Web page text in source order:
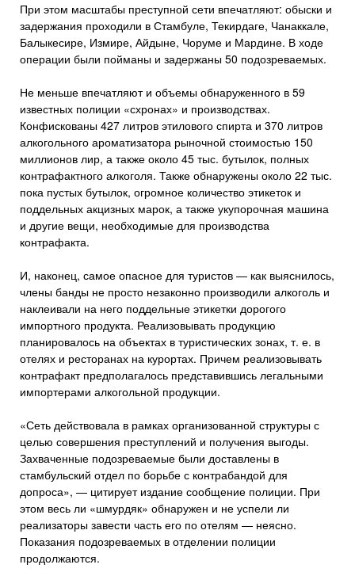
При этом масштабы преступной сети впечатляют: обыски и
задержания проходили в Стамбуле, Текирдаге, Чанаккале,
Балыкесире, Измире, Айдыне, Чоруме и Мардине. В ходе
операции были пойманы и задержаны 50 подозреваемых.
Не меньше впечатляют и объемы обнаруженного в 59
известных полиции «схронах» и производствах.
Конфискованы 427 литров этилового спирта и 370 литров
алкогольного ароматизатора рыночной стоимостью 150
миллионов лир, а также около 45 тыс. бутылок, полных
контрафактного алкоголя. Также обнаружены около 22 тыс.
пока пустых бутылок, огромное количество этикеток и
поддельных акцизных марок, а также укупорочная машина
и другие вещи, необходимые для производства
контрафакта.
И, наконец, самое опасное для туристов — как выяснилось,
члены банды не просто незаконно производили алкоголь и
наклеивали на него поддельные этикетки дорогого
импортного продукта. Реализовывать продукцию
планировалось на объектах в туристических зонах, т. е. в
отелях и ресторанах на курортах. Причем реализовывать
контрафакт предполагалось представившись легальными
импортерами алкогольной продукции.
«Сеть действовала в рамках организованной структуры с
целью совершения преступлений и получения выгоды.
Захваченные подозреваемые были доставлены в
стамбульский отдел по борьбе с контрабандой для
допроса», — цитирует издание сообщение полиции. При
этом весь ли «шмурдяк» обнаружен и не успели ли
реализаторы завести часть его по отелям — неясно.
Показания подозреваемых в отделении полиции
продолжаются.